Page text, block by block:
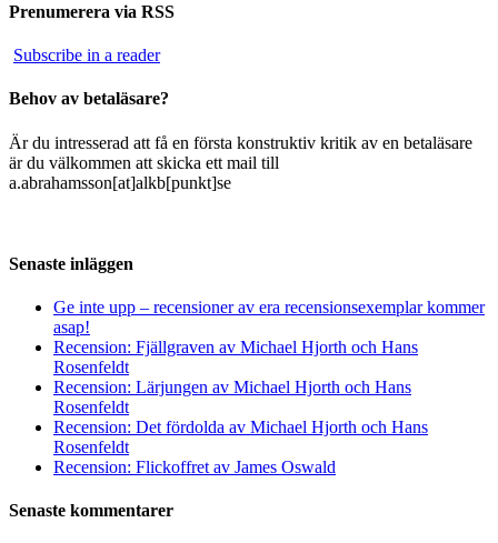
Prenumerera via RSS
Subscribe in a reader
Behov av betaläsare?
Är du intresserad att få en första konstruktiv kritik av en betaläsare
är du välkommen att skicka ett mail till
a.abrahamsson[at]alkb[punkt]se
Senaste inläggen
Ge inte upp – recensioner av era recensionsexemplar kommer
asap!
Recension: Fjällgraven av Michael Hjorth och Hans
Rosenfeldt
Recension: Lärjungen av Michael Hjorth och Hans
Rosenfeldt
Recension: Det fördolda av Michael Hjorth och Hans
Rosenfeldt
Recension: Flickoffret av James Oswald
Senaste kommentarer